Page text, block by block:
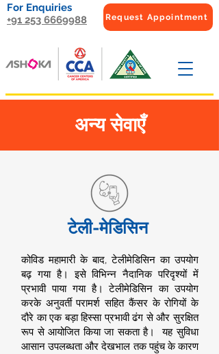
For Enquiries
+91 253 6669988
Request Appointment
अन्य सेवाएँ
टेली-मेडिसिन
कोविड महामारी के बाद, टेलीमेडिसिन का उपयोग
बढ़ गया है। इसे विभिन्न नैदानिक ​​परिदृश्यों में
प्रभावी पाया गया है। टेलीमेडिसिन का उपयोग
करके अनुवर्ती परामर्श सहित कैंसर के रोगियों के
दौरे का एक बड़ा हिस्सा प्रभावी ढंग से और सुरक्षित
रूप से आयोजित किया जा सकता है। यह सुविधा
आसान उपलब्धता और देखभाल तक पहुंच के कारण